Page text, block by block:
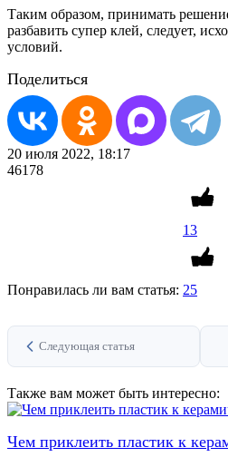
Таким образом, принимать
разбавить супер клей, следует,
условий.
Поделиться
20 июля 2022, 18:17
46178
Понравилась ли вам статья:
13
25
Следующая статья
Также вам может быть интересно:
Чем приклеить пластик к